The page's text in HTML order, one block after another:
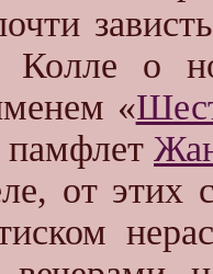
о
«
от этих